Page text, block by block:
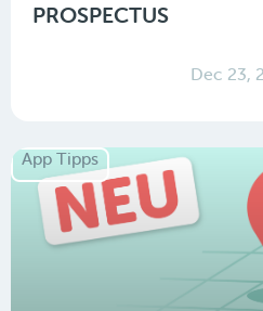
PROSPECTUS
Dec 23,
App Tipps